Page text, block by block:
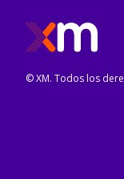
© XM. Todos los